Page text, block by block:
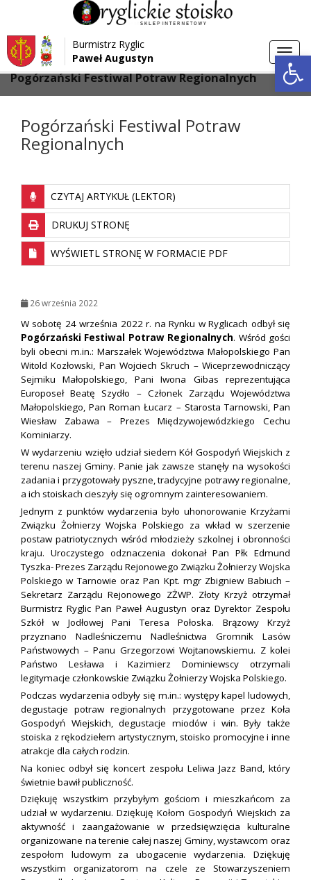
Przejdź do menu
Przejdź do głównej treści strony
Przejdź do stopki strony
Burmistrz Ryglic
Paweł Augustyn
Strona główna > Aktualności
Pogórzański Festiwal Potraw Regionalnych
Pogórzański Festiwal Potraw
Regionalnych
CZYTAJ ARTYKUŁ (LEKTOR)
DRUKUJ STRONĘ
WYŚWIETL STRONĘ W FORMACIE PDF
26 września 2022
W sobotę 24 września 2022 r. na Rynku w Ryglicach odbył się
Pogórzański Festiwal Potraw Regionalnych. Wśród gości
byli obecni m.in.: Marszałek Województwa Małopolskiego Pan
Witold Kozłowski, Pan Wojciech Skruch – Wiceprzewodniczący
Sejmiku Małopolskiego, Pani Iwona Gibas reprezentująca
Europoseł Beatę Szydło – Członek Zarządu Województwa
Małopolskiego, Pan Roman Łucarz – Starosta Tarnowski, Pan
Wiesław Zabawa – Prezes Międzywojewódzkiego Cechu
Kominiarzy.
W wydarzeniu wzięło udział siedem Kół Gospodyń Wiejskich z
terenu naszej Gminy. Panie jak zawsze stanęły na wysokości
zadania i przygotowały pyszne, tradycyjne potrawy regionalne,
a ich stoiskach cieszyły się ogromnym zainteresowaniem.
Jednym z punktów wydarzenia było uhonorowanie Krzyżami
Związku Żołnierzy Wojska Polskiego za wkład w szerzenie
postaw patriotycznych wśród młodzieży szkolnej i obronności
kraju. Uroczystego odznaczenia dokonał Pan Płk Edmund
Tyszka- Prezes Zarządu Rejonowego Związku Żołnierzy Wojska
Polskiego w Tarnowie oraz Pan Kpt. mgr Zbigniew Babiuch –
Sekretarz Zarządu Rejonowego ZŻWP. Złoty Krzyż otrzymał
Burmistrz Ryglic Pan Paweł Augustyn oraz Dyrektor Zespołu
Szkół w Jodłowej Pani Teresa Połoska. Brązowy Krzyż
przyznano Nadleśniczemu Nadleśnictwa Gromnik Lasów
Państwowych – Panu Grzegorzowi Wojtanowskiemu. Z kolei
Państwo Lesława i Kazimierz Dominiewscy otrzymali
legitymacje członkowskie Związku Żołnierzy Wojska Polskiego.
Podczas wydarzenia odbyły się m.in.: występy kapel ludowych,
degustacje potraw regionalnych przygotowane przez Koła
Gospodyń Wiejskich, degustacje miodów i win. Były także
stoiska z rękodziełem artystycznym, stoisko promocyjne i inne
atrakcje dla całych rodzin.
Na koniec odbył się koncert zespołu Leliwa Jazz Band, który
świetnie bawił publiczność.
Dziękuję wszystkim przybyłym gościom i mieszkańcom za
udział w wydarzeniu. Dziękuję Kołom Gospodyń Wiejskich za
aktywność i zaangażowanie w przedsięwzięcia kulturalne
organizowane na terenie całej naszej Gminy, wystawcom oraz
zespołom ludowym za ubogacenie wydarzenia. Dziękuję
wszystkim organizatorom na czele ze Stowarzyszeniem